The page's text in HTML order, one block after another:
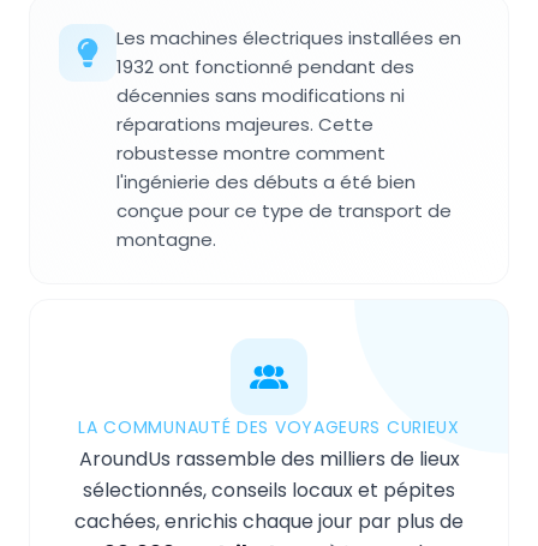
Les machines électriques installées en
1932 ont fonctionné pendant des
décennies sans modifications ni
réparations majeures. Cette
robustesse montre comment
l'ingénierie des débuts a été bien
conçue pour ce type de transport de
montagne.
LA COMMUNAUTÉ DES VOYAGEURS CURIEUX
AroundUs rassemble des milliers de lieux
sélectionnés, conseils locaux et pépites
cachées, enrichis chaque jour par plus de